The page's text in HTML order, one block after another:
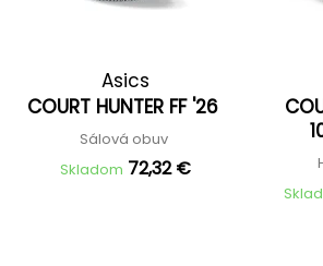
Asics
COURT HUNTER FF '26
Sálová obuv
Skladom 72,32 €